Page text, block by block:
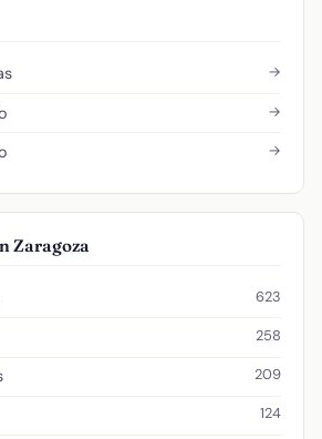
→
→
→
Zaragoza
623
258
209
124